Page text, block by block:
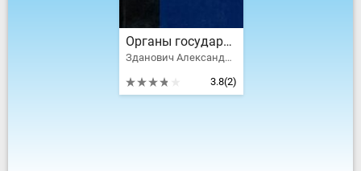
Органы государственной безопасности и Красная армия: Деятельность органов ВЧК - ОГПУ по обеспечению безопасности РККА
Зданович Александр Александрович
3.8(2)